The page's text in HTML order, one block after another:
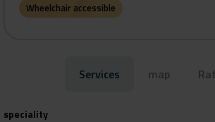
Wheelchair accessible
Services map
speciality